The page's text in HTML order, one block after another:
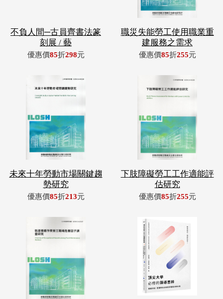
不負人間─古員齊書法篆
刻展 / 藝
優惠價85折298元
職災失能勞工使用職業重
建服務之需求
優惠價85折255元
未來十年勞動市場關鍵趨
勢研究
優惠價85折213元
下肢障礙勞工工作適能評
估研究
優惠價85折255元